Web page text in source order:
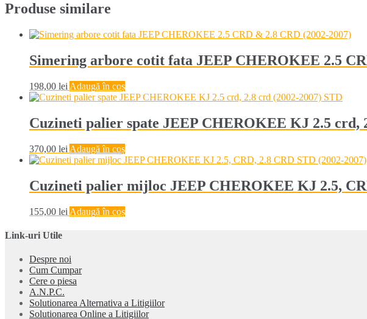
Produse similare
Simering arbore cotit fata JEEP CHEROKEE 2.5
198,00 lei Adaugă în coș
Cuzineti palier spate JEEP CHEROKEE KJ 2.5 crd,
370,00 lei Adaugă în coș
Cuzineti palier mijloc JEEP CHEROKEE KJ 2.5,
155,00 lei Adaugă în coș
Link-uri Utile
Despre noi
Cum Cumpar
Cere o piesa
A.N.P.C.
Solutionarea Alternativa a Litigiilor
Solutionarea Online a Litigiilor